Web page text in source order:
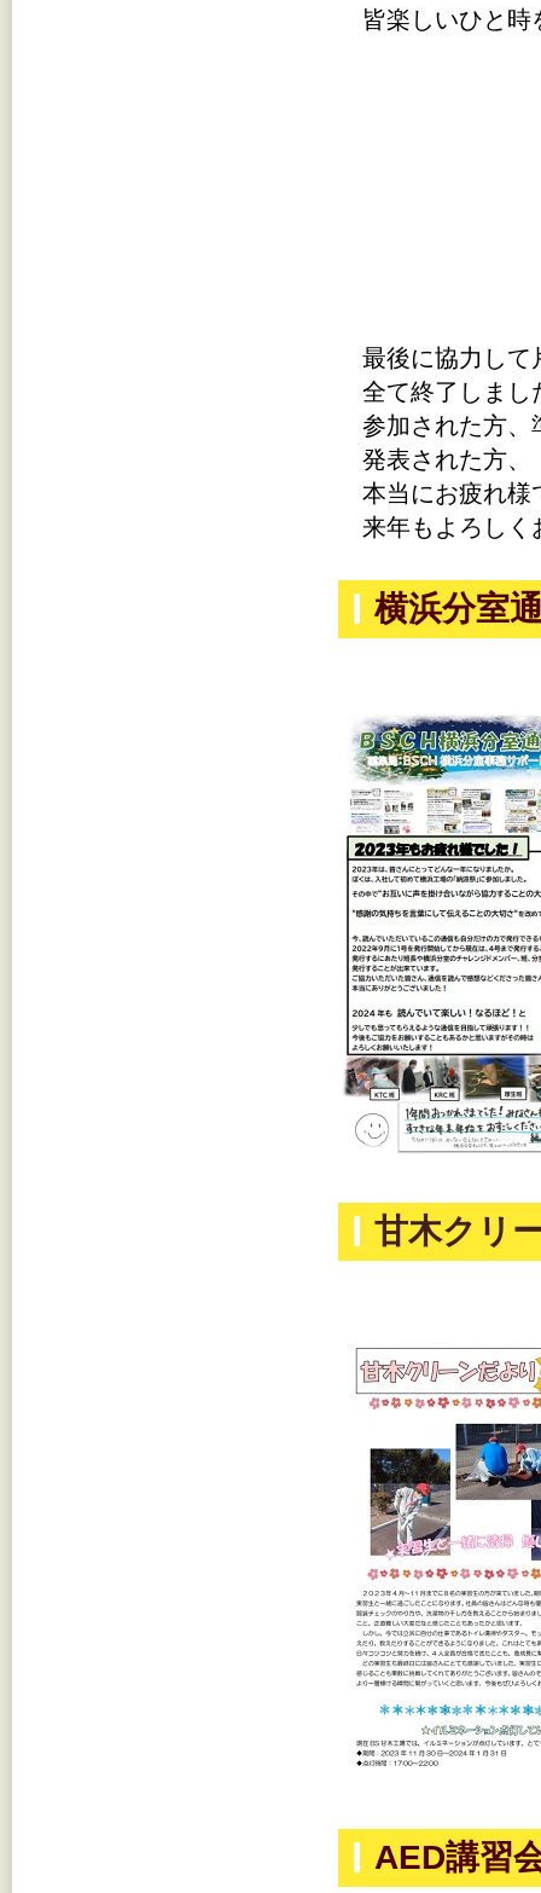
皆楽しいひと時
最後に協力して
全て終了しまし
参加された方、
発表された方、
本当にお疲れ様
来年もよろしく
横浜分室
甘木クリ
AED講習